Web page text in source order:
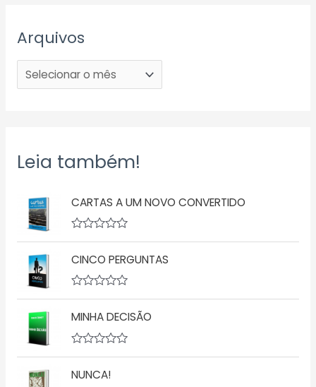
Arquivos
Leia também!
CARTAS A UM NOVO CONVERTIDO
a
i
ç
ã
o
0
d
e
CINCO PERGUNTAS
A
a
i
ç
ã
o
MINHA DECISÃO
a
NUNCA!